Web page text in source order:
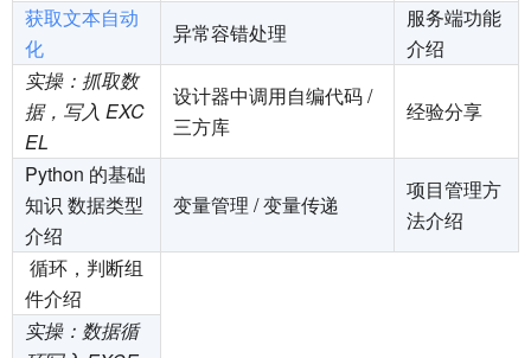
获取文本自动
化
异常容错处理
服务端功能
介绍
实操：抓取数
据，写入 EXC
EL
设计器中调用自编代码 /
三方库
经验分享
Python 的基础
知识 数据类型
介绍
变量管理 / 变量传递
项目管理方
法介绍
循环，判断组
件介绍
实操：数据循